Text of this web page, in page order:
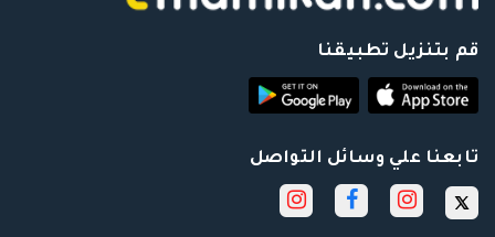
قم بتنزيل تطبيقنا
تابعنا علي وسائل التواصل